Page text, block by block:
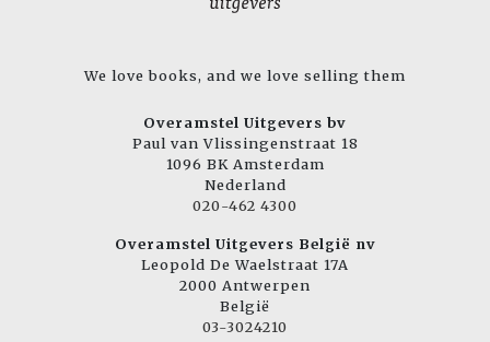
We love books, and we love selling them
Overamstel Uitgevers bv
Paul van Vlissingenstraat 18
1096 BK Amsterdam
Nederland
020-462 4300
Overamstel Uitgevers België nv
Leopold De Waelstraat 17A
2000 Antwerpen
België
03-3024210